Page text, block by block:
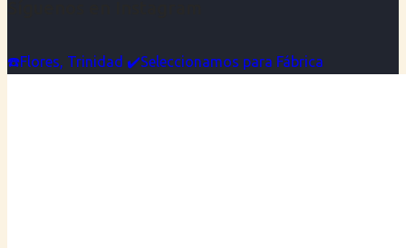
☎️Flores, Trinidad ✔️Seleccionamos para Fábrica